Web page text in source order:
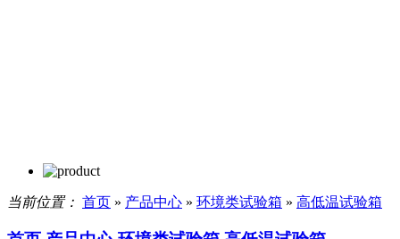
当前位置： 首页 » 产品中心 » 环境类试验箱 » 高低温试验箱